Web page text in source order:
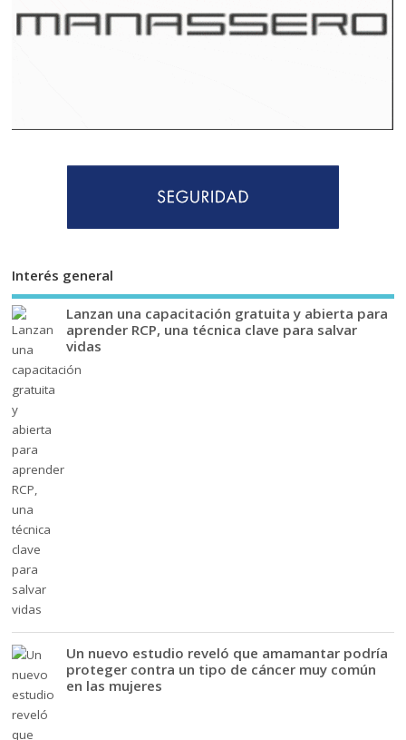
Interés general
Lanzan una capacitación gratuita y abierta para
aprender RCP, una técnica clave para salvar
vidas
Un nuevo estudio reveló que amamantar podría
proteger contra un tipo de cáncer muy común
en las mujeres